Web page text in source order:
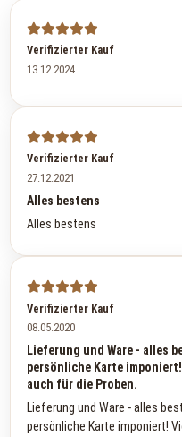
Verifizierter Kauf
13.12.2024
Verifizierter Kauf
27.12.2021
Alles bestens
Alles bestens
Verifizierter Kauf
08.05.2020
Lieferung und Ware - alles
persönliche Karte
auch für die Proben.
Lieferung und Ware - alles
persönliche Karte imponiert!